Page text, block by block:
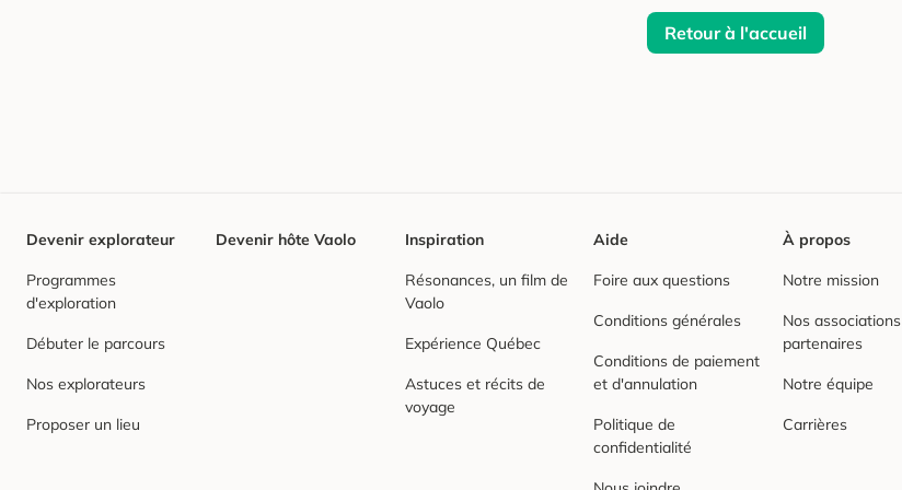
Retour à l'accueil
Devenir explorateur
Programmes
d'exploration
Débuter le parcours
Nos explorateurs
Proposer un lieu
Devenir hôte Vaolo Inspiration
Résonances, un film de
Vaolo
Expérience Québec
Astuces et récits de
voyage
Aide
Foire aux questions
Conditions générales
Conditions de paiement
et d'annulation
Politique de
confidentialité
À propos
Notre mission
Nos associations
partenaires
Notre équipe
Carrières